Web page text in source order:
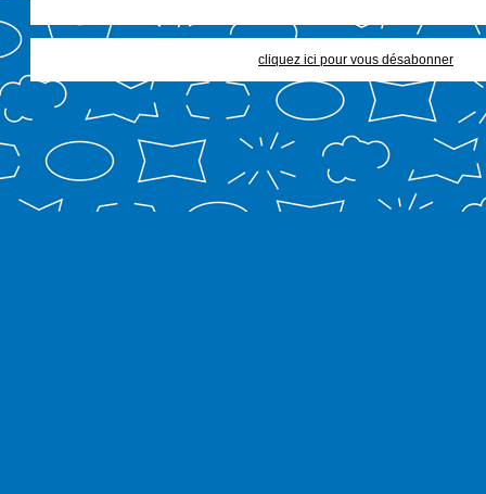
cliquez ici pour vous désabonner